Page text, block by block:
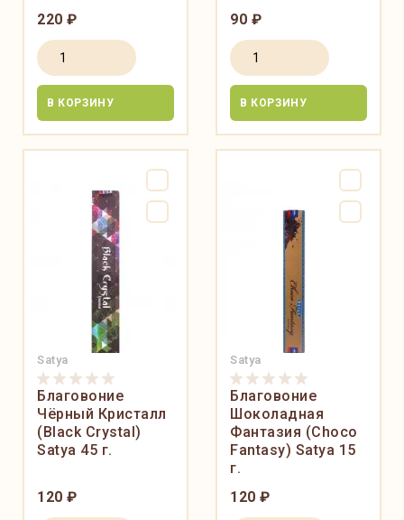
220 ₽
В КОРЗИНУ
90 ₽
В КОРЗИНУ
Satya
Благовоние
Чёрный Кристалл
(Black Crystal)
Satya 45 г.
120 ₽
Satya
Благовоние
Шоколадная
Фантазия (Choco
Fantasy) Satya 15
г.
120 ₽